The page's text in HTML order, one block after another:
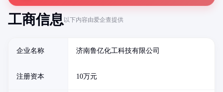
工商信息以下内容由爱企查提供
企业名称 济南鲁亿化工科技有限公司
注册资本 10万元